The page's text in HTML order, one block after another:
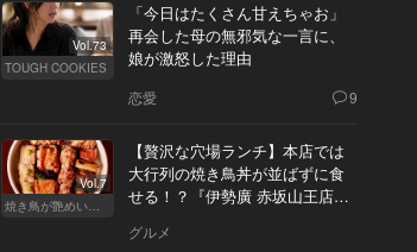
Vol.73
TOUGH COOKIES
「今日はたくさん甘えちゃお」
再会した母の無邪気な一言に、
娘が激怒した理由
恋愛 9
Vol.7
焼き鳥が艶めいてきた
【贅沢な穴場ランチ】本店では
大行列の焼き鳥丼が並ばずに食
せる！？『伊勢廣 赤坂山王店』
グルメ